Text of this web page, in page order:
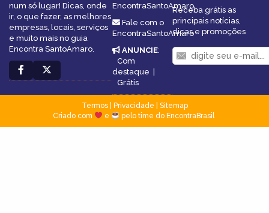
num só lugar! Dicas, onde
ir, o que fazer, as melhores
empresas, locais, serviços
e muito mais no guia
Encontra SantoAmaro.
EncontraSantoAmaro
Fale com o
EncontraSantoAmaro
ANUNCIE:
Com
destaque |
Grátis
Receba grátis as
principais notícias,
dicas e promoções
Termos| Privacidade
Sitemap
Criado com
e pelo time do EncontraBrasil